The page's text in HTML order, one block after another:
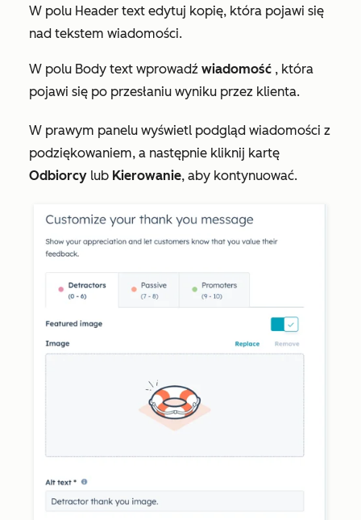
W polu Header text edytuj kopię, która pojawi się
nad tekstem wiadomości.
W polu Body text wprowadź wiadomość , która
pojawi się po przesłaniu wyniku przez klienta.
W prawym panelu wyświetl podgląd wiadomości z
podziękowaniem, a następnie kliknij kartę
Odbiorcy lub Kierowanie, aby kontynuować.